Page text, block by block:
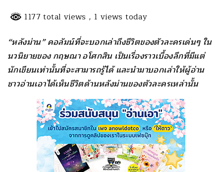
1177 total views , 1 views today
“หลังม่าน” คอลัมน์ที่จะบอกเล่าถึงชีวิตของตัวละครเด่นๆ ใน
นวนิยายของ กฤษณา อโศกสิน เป็นเรื่องราวเบื้องลึกที่มีแต่
นักเขียนเท่านั้นที่จะสามารถรู้ได้ และนำมาบอกเล่าให้ผู้อ่าน
ชาวอ่านเอาได้เห็นชีวิตด้านหลังม่านของตัวละครเหล่านั้น